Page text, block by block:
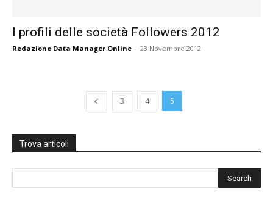
I profili delle società Followers 2012
Redazione Data Manager Online - 23 Novembre 2012
3 4 5
Trova articoli